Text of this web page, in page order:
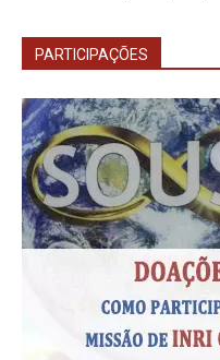
PARTICIPAÇÕES